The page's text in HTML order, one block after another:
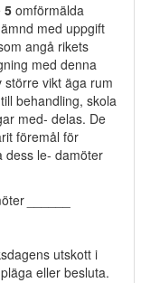
5 omförmälda
med uppgift
angå rikets
med denna
vikt äga rum
behandling, skola
med- delas. De
föremål för
dess le- damöter
utskott i
eller besluta.